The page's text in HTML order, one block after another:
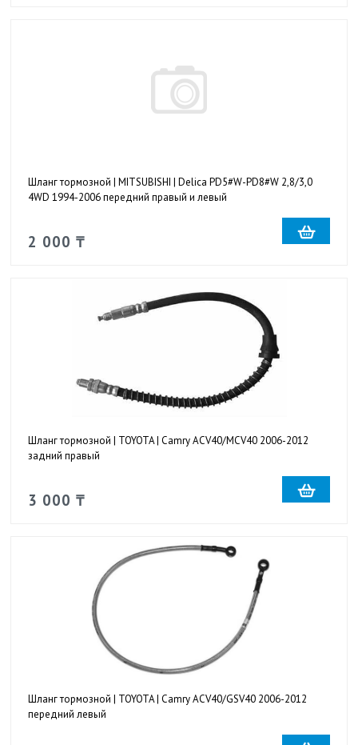
Шланг тормозной | MITSUBISHI | Delica PD5#W-PD8#W 2,8/3,0
4WD 1994-2006 передний правый и левый
2 000 ₸
Шланг тормозной | TOYOTA | Camry ACV40/MCV40 2006-2012
задний правый
3 000 ₸
Шланг тормозной | TOYOTA | Camry ACV40/GSV40 2006-2012
передний левый